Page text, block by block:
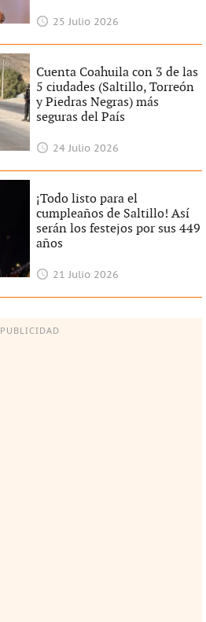
25 Julio 2026
Cuenta Coahuila con 3 de las
5 ciudades (Saltillo, Torreón
y Piedras Negras) más
seguras del País
24 Julio 2026
¡Todo listo para el
cumpleaños de Saltillo! Así
serán los festejos por sus 449
años
21 Julio 2026
PUBLICIDAD